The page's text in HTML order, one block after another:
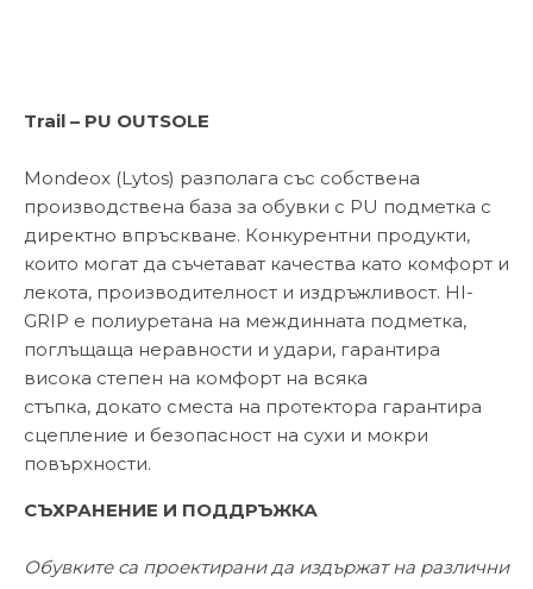
Trail – PU OUTSOLE
Mondeox (Lytos) разполага със собствена
производствена база за обувки с PU подметка с
директно впръскване. Конкурентни продукти,
които могат да съчетават качества като комфорт и
лекота, производителност и издръжливост. HI-
GRIP е полиуретана на междинната подметка,
поглъщаща неравности и удари, гарантира
висока степен на комфорт на всяка
стъпка, докато сместа на протектора гарантира
сцепление и безопасност на сухи и мокри
повърхности.
СЪХРАНЕНИЕ И ПОДДРЪЖКА
Обувките са проектирани да издържат на различни